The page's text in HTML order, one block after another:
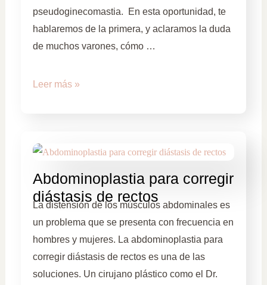
pseudoginecomastia. En esta oportunidad, te
hablaremos de la primera, y aclaramos la duda
de muchos varones, cómo …
Leer más »
Abdominoplastia para corregir
diástasis de rectos
La distensión de los músculos abdominales es
un problema que se presenta con frecuencia en
hombres y mujeres. La abdominoplastia para
corregir diástasis de rectos es una de las
soluciones. Un cirujano plástico como el Dr.